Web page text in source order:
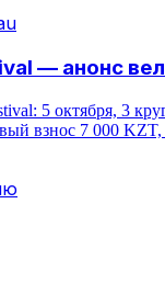
— анонс
5 октября, 3
взнос 7 000 KZT,